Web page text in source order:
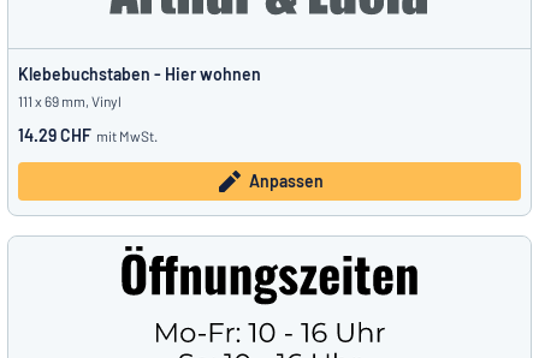
Klebebuchstaben - Hier wohnen
111 x 69 mm, Vinyl
14.29 CHF mit MwSt.
Anpassen